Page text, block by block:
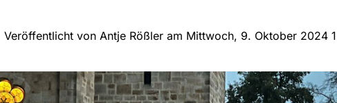
Veröffentlicht von Antje Rößler am Mittwoch, 9. Oktober 2024